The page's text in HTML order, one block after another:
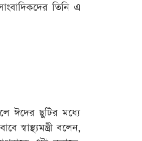
তিনি এ
ঈদের ছুটির মধ্যে
স্বাস্থ্যমন্ত্রী বলেন,